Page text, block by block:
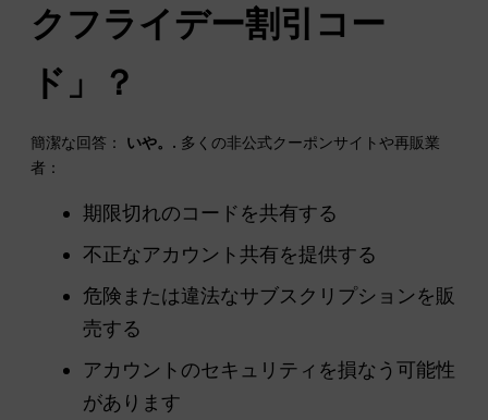
クフライデー割引コー
ド」？
簡潔な回答： いや。. 多くの非公式クーポンサイトや再販業
者：
期限切れのコードを共有する
不正なアカウント共有を提供する
危険または違法なサブスクリプションを販
売する
アカウントのセキュリティを損なう可能性
があります